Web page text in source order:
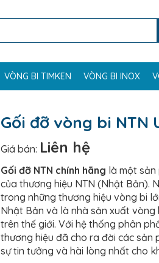
VÒNG BI TIMKEN VÒNG BI INOX
Gối đỡ vòng bi NTN
Giá bán: Liên hệ
Gối đỡ NTN chính hãng là một
của thương hiệu NTN (Nhật Bản).
trong những thương hiệu vòng bi
Nhật Bản và là nhà sản xuất vòng
trên thế giới. Với hệ thống phân
thương hiệu đã cho ra đời các sản
sự tin tưởng và hài lòng nhất cho